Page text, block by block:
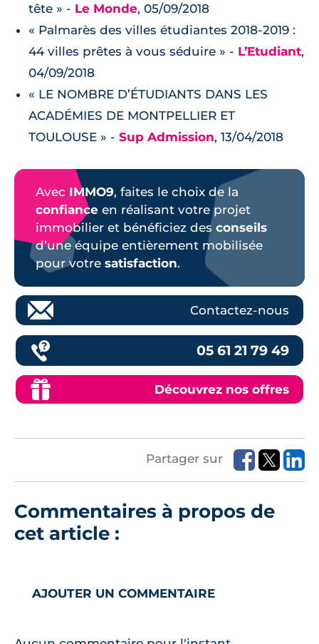
tête » - Le Monde, 05/09/2018
« Palmarès des villes étudiantes 2018-2019 :
44 villes prêtes à vous séduire » - L’Etudiant,
04/09/2018
« LE NOMBRE D’ÉTUDIANTS DANS LES
ACADÉMIES DE MONTPELLIER ET
TOULOUSE » - Sup Admission, 13/04/2018
Avec IMMO9, faites le choix de la
confiance en réalisant votre projet
immobilier et bénéficiez des conseils
d’une équipe entièrement mobilisée
pour votre satisfaction.
Contactez-nous
05 61 21 79 49
Découvrez nos offres
Partager sur
Commentaires à propos de
cet article :
AJOUTER UN COMMENTAIRE